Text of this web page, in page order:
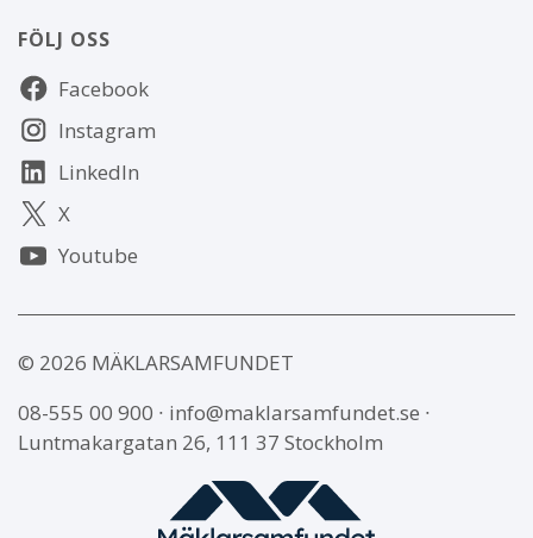
FÖLJ OSS
Följ
oss Facebook
Instagram
LinkedIn
X
Youtube
© 2026 MÄKLARSAMFUNDET
08-555 00 900 ∙ info@maklarsamfundet.se ∙
Luntmakargatan 26, 111 37 Stockholm